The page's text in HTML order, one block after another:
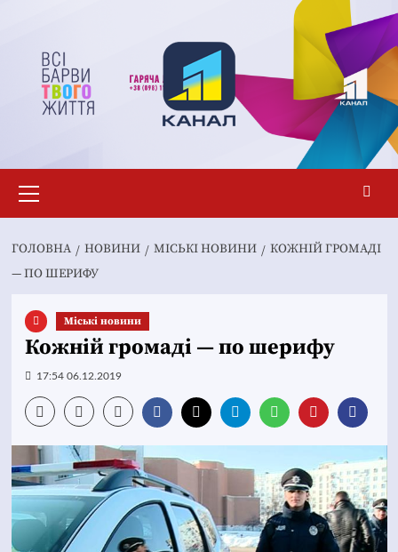
вмісту
меню
ГОЛОВНА НОВИНИ MІСЬКІ НОВИНИ
КОЖНІЙ ГРОМАДІ
— ПО ШЕРИФУ
Mіські новини
Кожній громаді — по шерифу
17:54 06.12.2019